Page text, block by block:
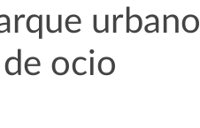
urbano
ocio